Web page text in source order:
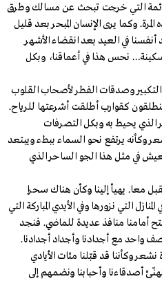
التي خرجت تبحث عن مسالك وطرق
وكما يرى الإنسان المبحر بعد قليل
في العيد بعد انقضاء الأشهر
نحس هذا في أعماقنا، وبكل
وصدقات الفطر لأصحاب القلوب
كقوارب أطلقت أشرعتها للرياح.
الذي يحيط به وبكل التصرفات
وكأنه يرتفع نحو السماء ببطء ويبتعد
في مثل هذا الجو الساحر الذي
معا. يهيأ إلينا وكأن هناك سحرا
التي نزورها وفي الأيدي المباركة التي
أمامنا منافذ عديدة للماضي. فنجد
مع أجدادنا وأجداد أجدادنا.
وكأننا قد قبّلنا مئات الأيادي
أصدقاءنا وأحبابنا ونضمهم إلى